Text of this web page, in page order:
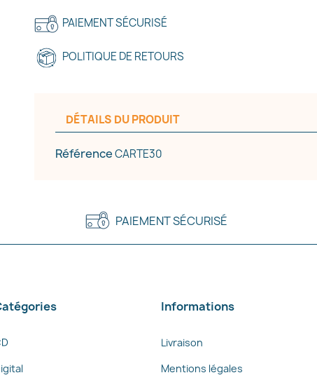
PAIEMENT SÉCURISÉ
POLITIQUE DE RETOURS
DÉTAILS DU PRODUIT
RéférenceCARTE30
Annuler
PAIEMENT SÉCURISÉ
Informations
Livraison
Mentions légales